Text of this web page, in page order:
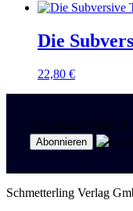
Die
22,80 €
Newsletter Politik
Schmetterling Verlag